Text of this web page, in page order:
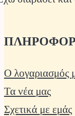
Ο λογαριασμός
Τα νέα μας
Σχετικά με εμάς